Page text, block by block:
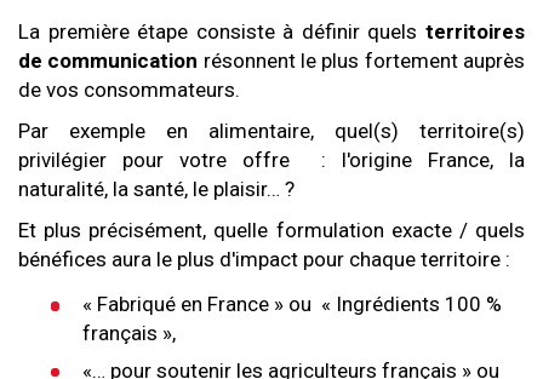
La première étape consiste à définir quels territoires
de communication résonnent le plus fortement auprès
de vos consommateurs.
Par exemple en alimentaire, quel(s) territoire(s)
privilégier pour votre offre : l'origine France, la
naturalité, la santé, le plaisir… ?
Et plus précisément, quelle formulation exacte / quels
bénéfices aura le plus d'impact pour chaque territoire :
« Fabriqué en France » ou « Ingrédients 100 %
français »,
«… pour soutenir les agriculteurs français » ou